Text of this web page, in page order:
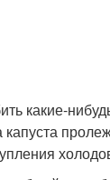
какие-
капуста